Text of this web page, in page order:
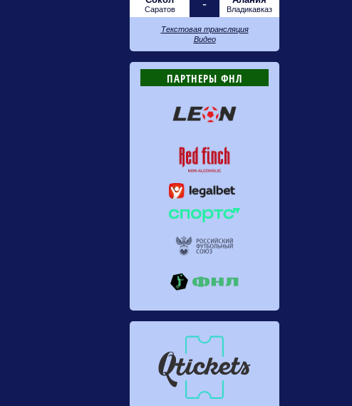
Саратов - Владикавказ
Текстовая трансляция
Видео
ПАРТНЕРЫ ФНЛ